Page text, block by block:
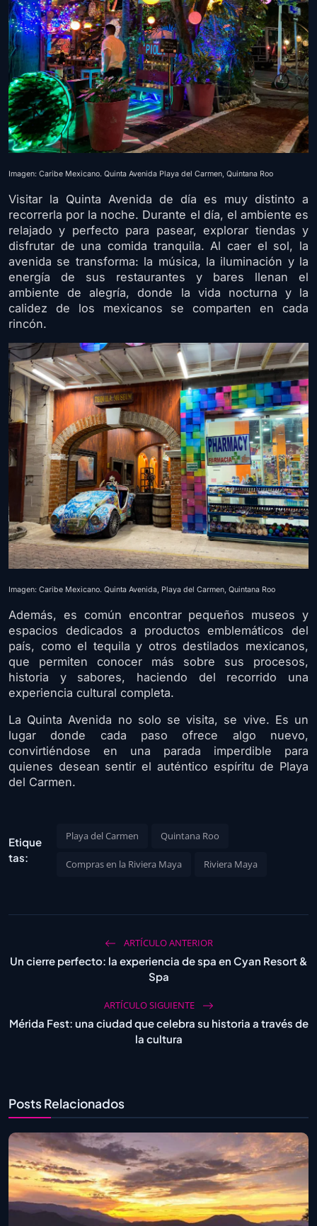
Imagen: Caribe Mexicano. Quinta Avenida Playa del Carmen, Quintana Roo
Visitar la Quinta Avenida de día es muy distinto a
recorrerla por la noche. Durante el día, el ambiente es
relajado y perfecto para pasear, explorar tiendas y
disfrutar de una comida tranquila. Al caer el sol, la
avenida se transforma: la música, la iluminación y la
energía de sus restaurantes y bares llenan el
ambiente de alegría, donde la vida nocturna y la
calidez de los mexicanos se comparten en cada
rincón.
Imagen: Caribe Mexicano. Quinta Avenida, Playa del Carmen, Quintana Roo
Además, es común encontrar pequeños museos y
espacios dedicados a productos emblemáticos del
país, como el tequila y otros destilados mexicanos,
que permiten conocer más sobre sus procesos,
historia y sabores, haciendo del recorrido una
experiencia cultural completa.
La Quinta Avenida no solo se visita, se vive. Es un
lugar donde cada paso ofrece algo nuevo,
convirtiéndose en una parada imperdible para
quienes desean sentir el auténtico espíritu de Playa
del Carmen.
Etique
tas:
Playa del Carmen Quintana Roo
Compras en la Riviera Maya Riviera Maya
ARTÍCULO ANTERIOR
Un cierre perfecto: la experiencia de spa en Cyan Resort &
Spa
ARTÍCULO SIGUIENTE
Mérida Fest: una ciudad que celebra su historia a través de
la cultura
Posts Relacionados